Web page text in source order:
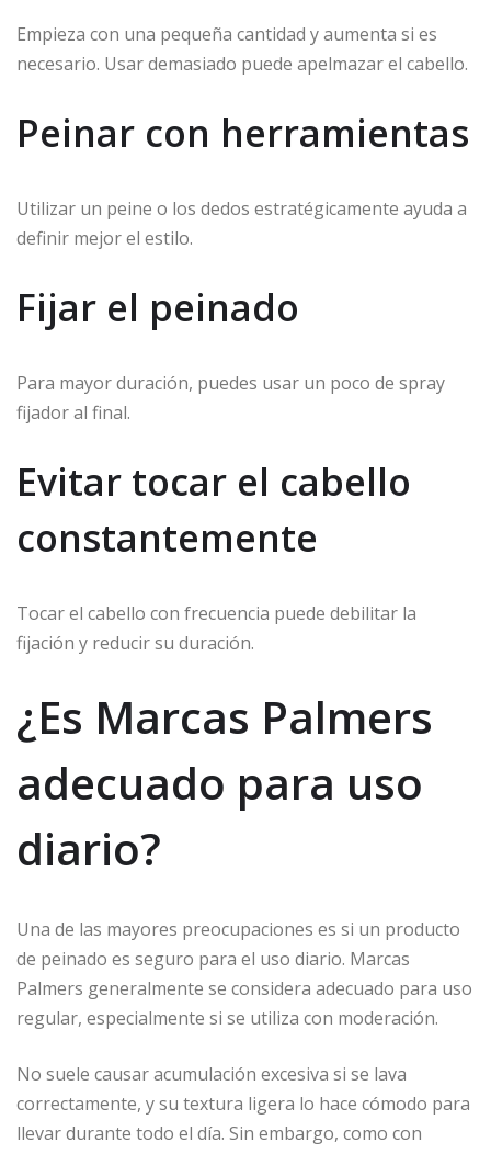
Empieza con una pequeña cantidad y aumenta si es
necesario. Usar demasiado puede apelmazar el cabello.
Peinar con herramientas
Utilizar un peine o los dedos estratégicamente ayuda a
definir mejor el estilo.
Fijar el peinado
Para mayor duración, puedes usar un poco de spray
fijador al final.
Evitar tocar el cabello
constantemente
Tocar el cabello con frecuencia puede debilitar la
fijación y reducir su duración.
¿Es Marcas Palmers
adecuado para uso
diario?
Una de las mayores preocupaciones es si un producto
de peinado es seguro para el uso diario. Marcas
Palmers generalmente se considera adecuado para uso
regular, especialmente si se utiliza con moderación.
No suele causar acumulación excesiva si se lava
correctamente, y su textura ligera lo hace cómodo para
llevar durante todo el día. Sin embargo, como con